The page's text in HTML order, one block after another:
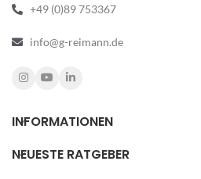
+49 (0)89 753367
info@g-reimann.de
INFORMATIONEN
NEUESTE RATGEBER